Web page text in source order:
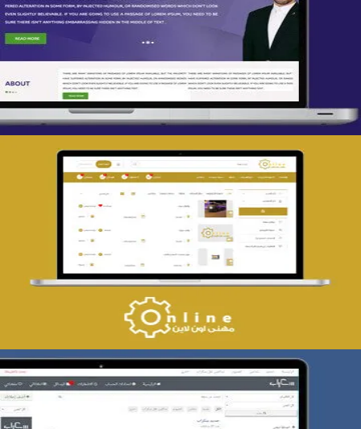
تصميم spring life
تصميم حراج مهنى
التفاصيل